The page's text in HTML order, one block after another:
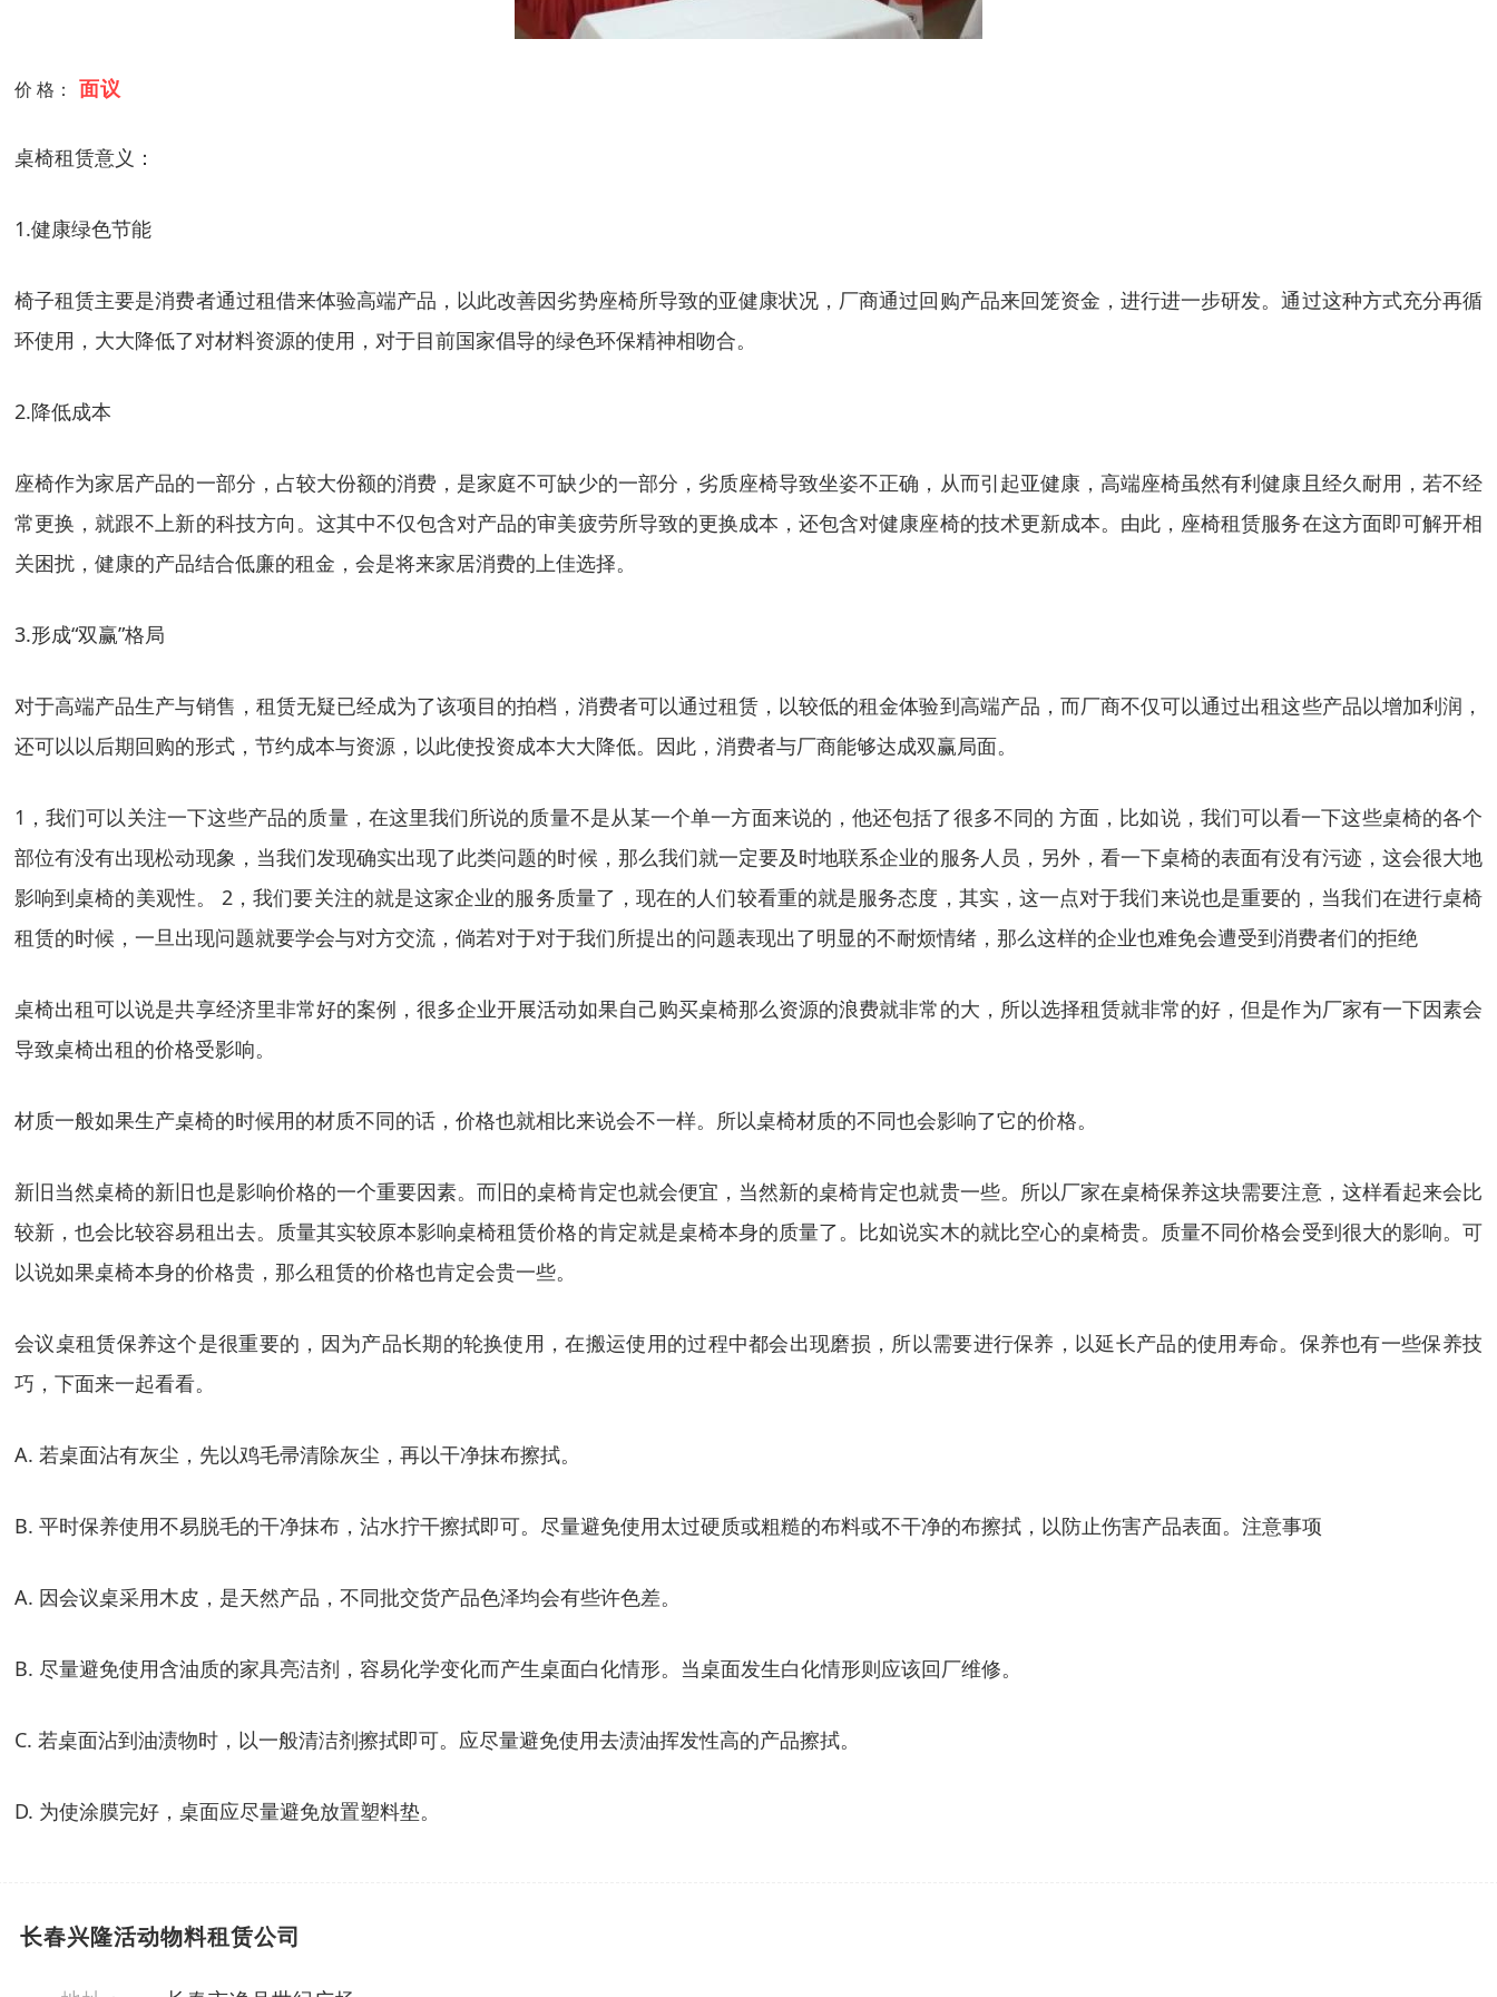
价 格： 面议
桌椅租赁意义：
1.健康绿色节能
椅子租赁主要是消费者通过租借来体验高端产品，以此改善因劣势座椅所导致的亚健康状况，厂商通过回购产品来回笼资金，进行进一步研发。通过这种方式充分再循
环使用，大大降低了对材料资源的使用，对于目前国家倡导的绿色环保精神相吻合。
2.降低成本
座椅作为家居产品的一部分，占较大份额的消费，是家庭不可缺少的一部分，劣质座椅导致坐姿不正确，从而引起亚健康，高端座椅虽然有利健康且经久耐用，若不经
常更换，就跟不上新的科技方向。这其中不仅包含对产品的审美疲劳所导致的更换成本，还包含对健康座椅的技术更新成本。由此，座椅租赁服务在这方面即可解开相
关困扰，健康的产品结合低廉的租金，会是将来家居消费的上佳选择。
3.形成“双赢”格局
对于高端产品生产与销售，租赁无疑已经成为了该项目的拍档，消费者可以通过租赁，以较低的租金体验到高端产品，而厂商不仅可以通过出租这些产品以增加利润，
还可以以后期回购的形式，节约成本与资源，以此使投资成本大大降低。因此，消费者与厂商能够达成双赢局面。
1，我们可以关注一下这些产品的质量，在这里我们所说的质量不是从某一个单一方面来说的，他还包括了很多不同的 方面，比如说，我们可以看一下这些桌椅的各个
部位有没有出现松动现象，当我们发现确实出现了此类问题的时候，那么我们就一定要及时地联系企业的服务人员，另外，看一下桌椅的表面有没有污迹，这会很大地
影响到桌椅的美观性。 2，我们要关注的就是这家企业的服务质量了，现在的人们较看重的就是服务态度，其实，这一点对于我们来说也是重要的，当我们在进行桌椅
租赁的时候，一旦出现问题就要学会与对方交流，倘若对于对于我们所提出的问题表现出了明显的不耐烦情绪，那么这样的企业也难免会遭受到消费者们的拒绝
桌椅出租可以说是共享经济里非常好的案例，很多企业开展活动如果自己购买桌椅那么资源的浪费就非常的大，所以选择租赁就非常的好，但是作为厂家有一下因素会
导致桌椅出租的价格受影响。
材质一般如果生产桌椅的时候用的材质不同的话，价格也就相比来说会不一样。所以桌椅材质的不同也会影响了它的价格。
新旧当然桌椅的新旧也是影响价格的一个重要因素。而旧的桌椅肯定也就会便宜，当然新的桌椅肯定也就贵一些。所以厂家在桌椅保养这块需要注意，这样看起来会比
较新，也会比较容易租出去。质量其实较原本影响桌椅租赁价格的肯定就是桌椅本身的质量了。比如说实木的就比空心的桌椅贵。质量不同价格会受到很大的影响。可
以说如果桌椅本身的价格贵，那么租赁的价格也肯定会贵一些。
会议桌租赁保养这个是很重要的，因为产品长期的轮换使用，在搬运使用的过程中都会出现磨损，所以需要进行保养，以延长产品的使用寿命。保养也有一些保养技
巧，下面来一起看看。
A. 若桌面沾有灰尘，先以鸡毛帚清除灰尘，再以干净抹布擦拭。
B. 平时保养使用不易脱毛的干净抹布，沾水拧干擦拭即可。尽量避免使用太过硬质或粗糙的布料或不干净的布擦拭，以防止伤害产品表面。注意事项
A. 因会议桌采用木皮，是天然产品，不同批交货产品色泽均会有些许色差。
B. 尽量避免使用含油质的家具亮洁剂，容易化学变化而产生桌面白化情形。当桌面发生白化情形则应该回厂维修。
C. 若桌面沾到油渍物时，以一般清洁剂擦拭即可。应尽量避免使用去渍油挥发性高的产品擦拭。
D. 为使涂膜完好，桌面应尽量避免放置塑料垫。
长春兴隆活动物料租赁公司